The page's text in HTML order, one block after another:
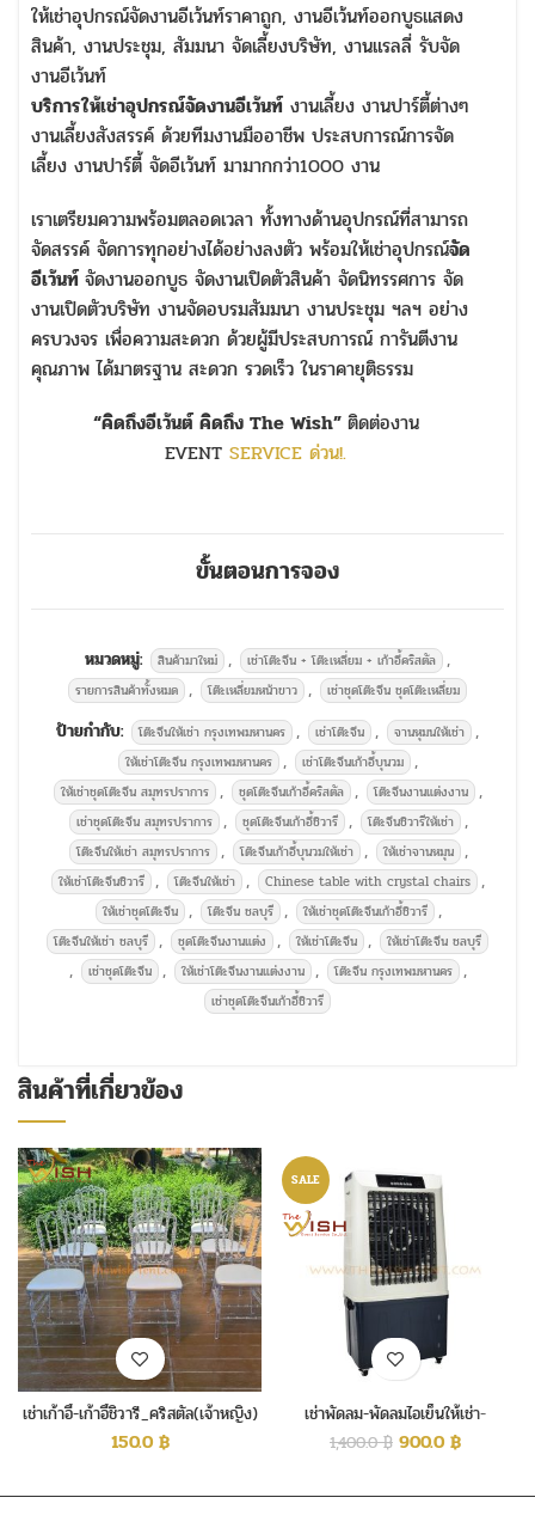
ให้เช่าอุปกรณ์จัดงานอีเว้นท์ราคาถูก, งานอีเว้นท์ออกบูธแสดง
สินค้า, งานประชุม, สัมมนา จัดเลี้ยงบริษัท, งานแรลลี่ รับจัด
งานอีเว้นท์
บริการให้เช่าอุปกรณ์จัดงานอีเว้นท์ งานเลี้ยง งานปาร์ตี้ต่างๆ
งานเลี้ยงสังสรรค์ ด้วยทีมงานมืออาชีพ ประสบการณ์การจัด
เลี้ยง งานปาร์ตี้ จัดอีเว้นท์ มามากกว่า1000 งาน
เราเตรียมความพร้อมตลอดเวลา ทั้งทางด้านอุปกรณ์ที่สามารถ
จัดสรรค์ จัดการทุกอย่างได้อย่างลงตัว พร้อมให้เช่าอุปกรณ์จัด
อีเว้นท์ จัดงานออกบูธ จัดงานเปิดตัวสินค้า จัดนิทรรศการ จัด
งานเปิดตัวบริษัท งานจัดอบรมสัมมนา งานประชุม ฯลฯ อย่าง
ครบวงจร เพื่อความสะดวก ด้วยผู้มีประสบการณ์ การันตีงาน
คุณภาพ ได้มาตรฐาน สะดวก รวดเร็ว ในราคายุติธรรม
“คิดถึงอีเว้นต์ คิดถึง The Wish” ติดต่องาน
EVENT SERVICE ด่วน!.
ขั้นตอนการจอง
หมวดหมู่: สินค้ามาใหม่ , เช่าโต๊ะจีน + โต๊ะเหลี่ยม + เก้าอี้คริสตัล ,
รายการสินค้าทั้งหมด , โต๊ะเหลี่ยมหน้าขาว , เช่าชุดโต๊ะจีน ชุดโต๊ะเหลี่ยม
ป้ายกำกับ: โต๊ะจีนให้เช่า กรุงเทพมหานคร , เช่าโต๊ะจีน , จานหุมนให้เช่า ,
ให้เช่าโต๊ะจีน กรุงเทพมหานคร , เช่าโต๊ะจีนเก้าอี้บุนวม ,
ให้เช่าชุดโต๊ะจีน สมุทรปราการ , ชุดโต๊ะจีนเก้าอี้คริสตัล , โต๊ะจีนงานแต่งงาน ,
เช่าชุดโต๊ะจีน สมุทรปราการ , ชุดโต๊ะจีนเก้าอี้ชิวารี , โต๊ะจีนชิวารีให้เช่า ,
โต๊ะจีนให้เช่า สมุทรปราการ , โต๊ะจีนเก้าอี้บุนวมให้เช่า , ให้เช่าจานหมุน ,
ให้เช่าโต๊ะจีนชิวารี , โต๊ะจีนให้เช่า , Chinese table with crystal chairs ,
ให้เช่าชุดโต๊ะจีน , โต๊ะจีน ชลบุรี , ให้เช่าชุดโต๊ะจีนเก้าอี้ชิวารี ,
โต๊ะจีนให้เช่า ชลบุรี , ชุดโต๊ะจีนงานแต่ง , ให้เช่าโต๊ะจีน , ให้เช่าโต๊ะจีน ชลบุรี
, เช่าชุดโต๊ะจีน , ให้เช่าโต๊ะจีนงานแต่งงาน , โต๊ะจีน กรุงเทพมหานคร ,
เช่าชุดโต๊ะจีนเก้าอี้ชิวารี
สินค้าที่เกี่ยวข้อง
เช่าเก้าอี้-เก้าอี้ชิวารี_คริสตัล(เจ้าหญิง)
150.0 ฿
SALE
เช่าพัดลม-พัดลมไอเย็นให้เช่า-
กลางmik45ex
1,400.0฿ 900.0 ฿